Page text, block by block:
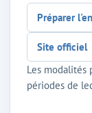
Préparer
Site officiel
Les modalités
périodes de